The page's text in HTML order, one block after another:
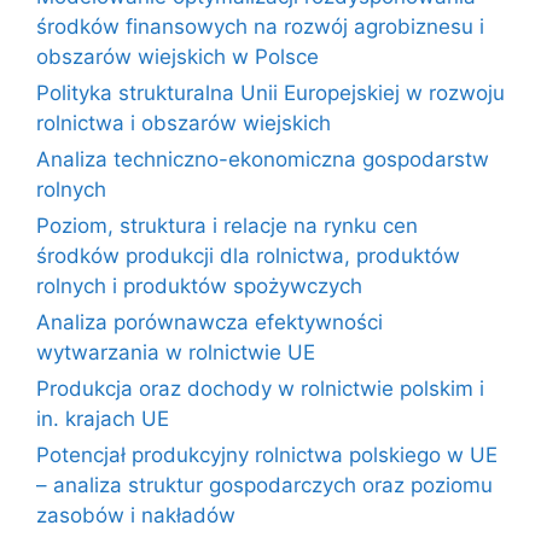
środków finansowych na rozwój agrobiznesu i
obszarów wiejskich w Polsce
Polityka strukturalna Unii Europejskiej w rozwoju
rolnictwa i obszarów wiejskich
Analiza techniczno-ekonomiczna gospodarstw
rolnych
Poziom, struktura i relacje na rynku cen
środków produkcji dla rolnictwa, produktów
rolnych i produktów spożywczych
Analiza porównawcza efektywności
wytwarzania w rolnictwie UE
Produkcja oraz dochody w rolnictwie polskim i
in. krajach UE
Potencjał produkcyjny rolnictwa polskiego w UE
– analiza struktur gospodarczych oraz poziomu
zasobów i nakładów